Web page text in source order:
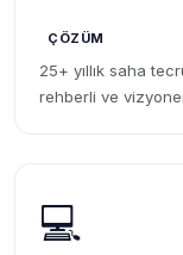
ÇÖZÜM
25+ yıllık saha
rehberli ve
💻